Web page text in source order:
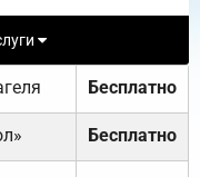
Бесплатно
Бесплатно